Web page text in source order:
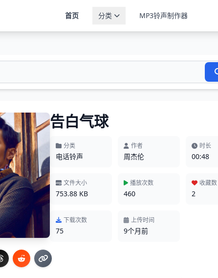
首页 分类 MP3铃声制作器
告白气球
分类
电话铃声
作者
周杰伦
时长
00:48
文件大小
753.88 KB
播放次数
460
收藏数
2
下载次数
75
上传时间
9个月前